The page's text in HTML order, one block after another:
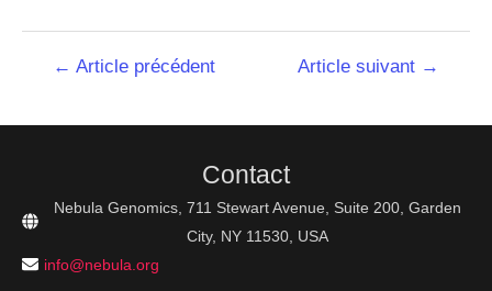
Navigation
← Article précédent Article suivant →
Contact
Nebula Genomics, 711 Stewart Avenue, Suite 200, Garden
City, NY 11530, USA
info@nebula.org